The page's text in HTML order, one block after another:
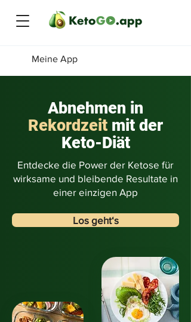
Meine App
Abnehmen in
Rekordzeit mit der
Keto-Diät
Entdecke die Power der Ketose für
wirksame und bleibende Resultate in
einer einzigen App
Los geht‘s